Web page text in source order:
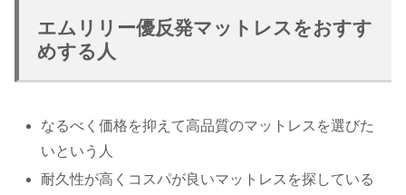
エムリリー優反発マットレスをおすす
めする人
なるべく価格を抑えて高品質のマットレスを選びた
いという人
耐久性が高くコスパが良いマットレスを探している